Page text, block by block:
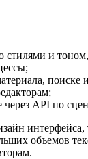
стилями и тоном,
поиске
через API по
объемов